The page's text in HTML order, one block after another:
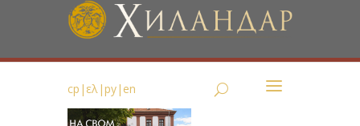
ср | ελ|ру| en